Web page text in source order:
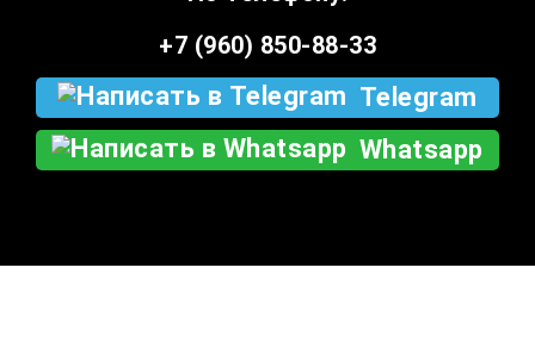
+7 (960) 850-88-33
Telegram
Whatsapp